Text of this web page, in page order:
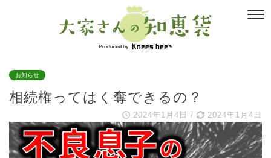
お知らせ
相続権ってはく奪できるの？
2024年1月4日 / 2024年1月4日